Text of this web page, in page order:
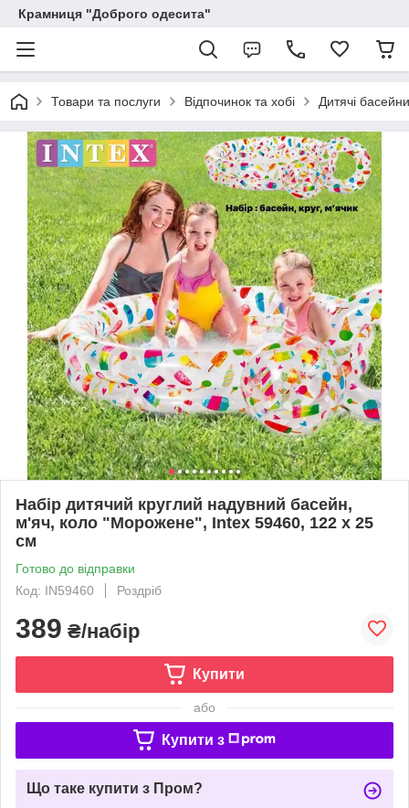
Крамниця "Доброго одесита"
Товари та послуги Відпочинок та хобі Дитячі
Набір дитячий круглий надувний басейн,
м'яч, коло "Морожене", Intex 59460, 122 х 25
см
Готово до відправки
Код: IN59460
Роздріб
389 ₴/набір
Купити
або
Купити з
Що таке купити з Пром?